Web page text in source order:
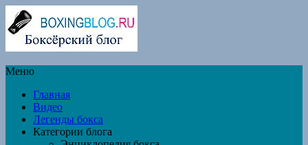
Меню
Главная
Видео
Легенды бокса
Категории блога